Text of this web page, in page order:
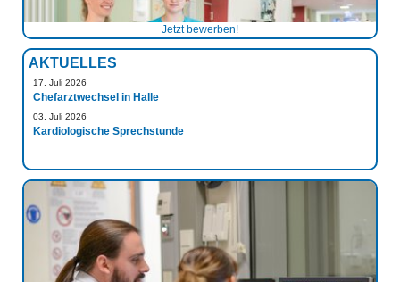
Jetzt bewerben!
AKTUELLES
17. Juli 2026
Chefarztwechsel in Halle
03. Juli 2026
Kardiologische Sprechstunde